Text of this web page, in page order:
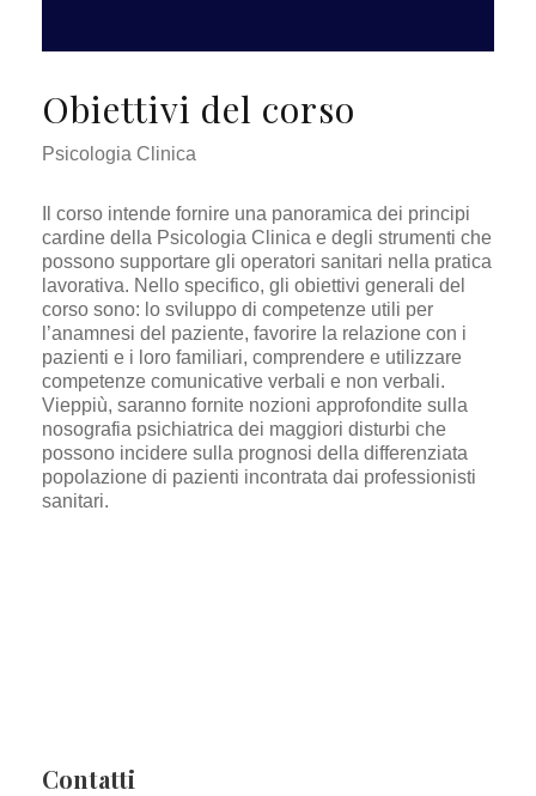
Obiettivi del corso
Psicologia Clinica
Il corso intende fornire una panoramica dei principi
cardine della Psicologia Clinica e degli strumenti che
possono supportare gli operatori sanitari nella pratica
lavorativa. Nello specifico, gli obiettivi generali del
corso sono: lo sviluppo di competenze utili per
l’anamnesi del paziente, favorire la relazione con i
pazienti e i loro familiari, comprendere e utilizzare
competenze comunicative verbali e non verbali.
Vieppiù, saranno fornite nozioni approfondite sulla
nosografia psichiatrica dei maggiori disturbi che
possono incidere sulla prognosi della differenziata
popolazione di pazienti incontrata dai professionisti
sanitari.
Contatti